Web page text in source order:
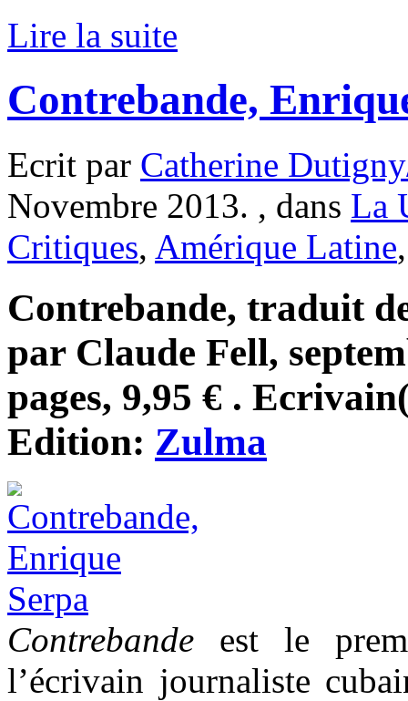
Lire la suite
Contrebande,
Ecrit par Catherine
Novembre 2013. , dans La
Critiques, Amérique Latine
Contrebande, traduit
par Claude Fell,
pages, 9,95 € .
Edition: Zulma
Contrebande est le
l’écrivain journaliste